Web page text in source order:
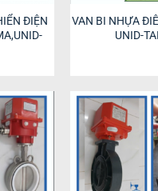
ĐIỆN
VAN BI NHỰA
UNID-